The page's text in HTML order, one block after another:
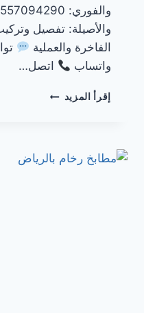
والفوري: 0557094290
والأصيلة: تفصيل
الفاخرة والعملية
واتساب
اتصل…
إقرأ المزيد مطابخ